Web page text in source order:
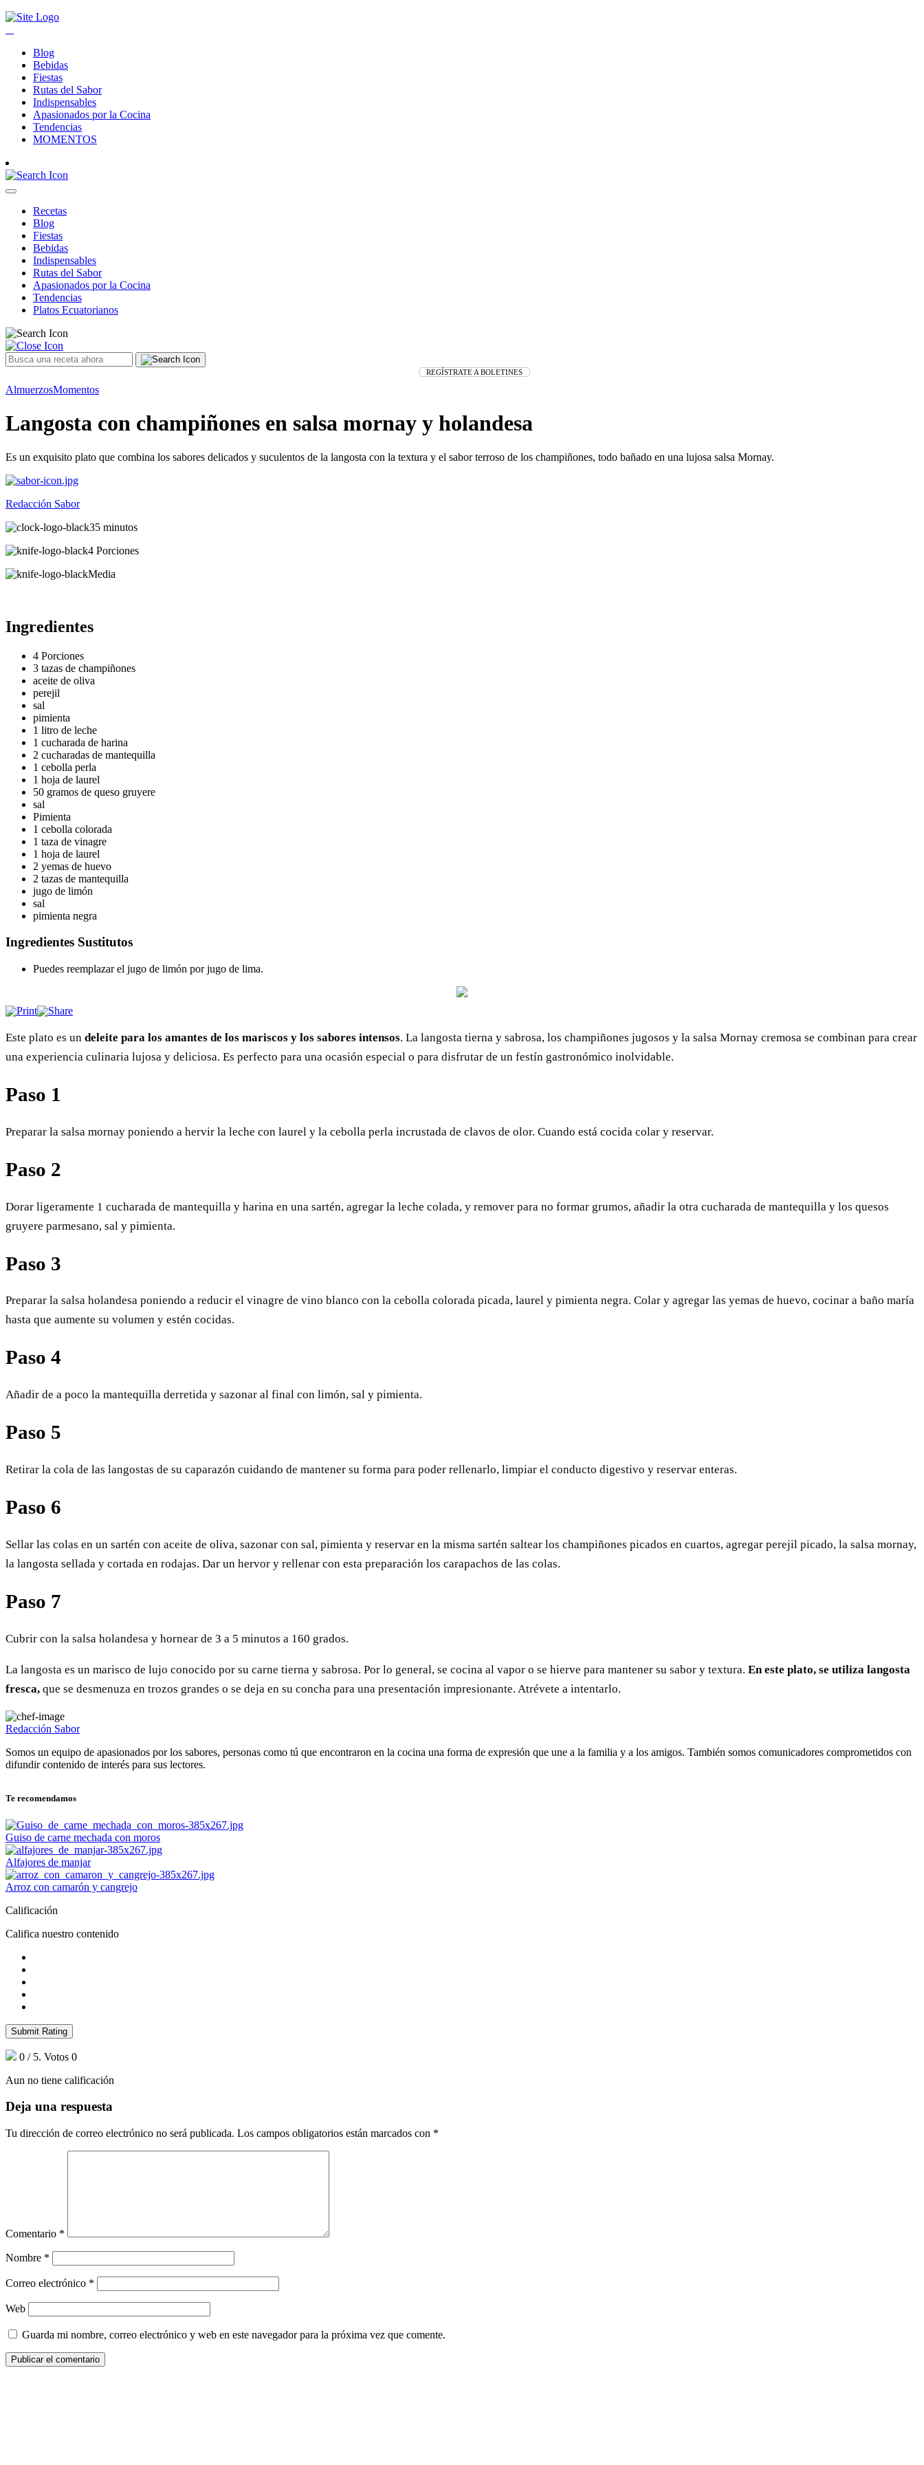
Blog
Bebidas
Fiestas
Rutas del Sabor
Indispensables
Apasionados por la Cocina
Tendencias
MOMENTOS
Recetas
Blog
Fiestas
Bebidas
Indispensables
Rutas del Sabor
Apasionados por la Cocina
Tendencias
Platos Ecuatorianos
REGÍSTRATE A BOLETINES
AlmuerzosMomentos
Langosta con champiñones en salsa mornay y holandesa
Es un exquisito plato que combina los sabores delicados y suculentos de la langosta con la textura y el sabor terroso de los champiñones, todo bañado en una lujosa salsa Mornay.
Redacción Sabor
35 minutos
4 Porciones
Media
Ingredientes
4 Porciones
3 tazas de champiñones
aceite de oliva
perejil
sal
pimienta
1 litro de leche
1 cucharada de harina
2 cucharadas de mantequilla
1 cebolla perla
1 hoja de laurel
50 gramos de queso gruyere
sal
Pimienta
1 cebolla colorada
1 taza de vinagre
1 hoja de laurel
2 yemas de huevo
2 tazas de mantequilla
jugo de limón
sal
pimienta negra
Ingredientes Sustitutos
Puedes reemplazar el jugo de limón por jugo de lima.
Este plato es un deleite para los amantes de los mariscos y los sabores intensos. La langosta tierna y sabrosa, los champiñones jugosos y la salsa Mornay cremosa se combinan para crear
una experiencia culinaria lujosa y deliciosa. Es perfecto para una ocasión especial o para disfrutar de un festín gastronómico inolvidable.
Paso 1
Preparar la salsa mornay poniendo a hervir la leche con laurel y la cebolla perla incrustada de clavos de olor. Cuando está cocida colar y reservar.
Paso 2
Dorar ligeramente 1 cucharada de mantequilla y harina en una sartén, agregar la leche colada, y remover para no formar grumos, añadir la otra cucharada de mantequilla y los quesos
gruyere parmesano, sal y pimienta.
Paso 3
Preparar la salsa holandesa poniendo a reducir el vinagre de vino blanco con la cebolla colorada picada, laurel y pimienta negra. Colar y agregar las yemas de huevo, cocinar a baño maría
hasta que aumente su volumen y estén cocidas.
Paso 4
Añadir de a poco la mantequilla derretida y sazonar al final con limón, sal y pimienta.
Paso 5
Retirar la cola de las langostas de su caparazón cuidando de mantener su forma para poder rellenarlo, limpiar el conducto digestivo y reservar enteras.
Paso 6
Sellar las colas en un sartén con aceite de oliva, sazonar con sal, pimienta y reservar en la misma sartén saltear los champiñones picados en cuartos, agregar perejil picado, la salsa mornay,
la langosta sellada y cortada en rodajas. Dar un hervor y rellenar con esta preparación los carapachos de las colas.
Paso 7
Cubrir con la salsa holandesa y hornear de 3 a 5 minutos a 160 grados.
La langosta es un marisco de lujo conocido por su carne tierna y sabrosa. Por lo general, se cocina al vapor o se hierve para mantener su sabor y textura. En este plato, se utiliza langosta
fresca, que se desmenuza en trozos grandes o se deja en su concha para una presentación impresionante. Atrévete a intentarlo.
Redacción Sabor
Somos un equipo de apasionados por los sabores, personas como tú que encontraron en la cocina una forma de expresión que une a la familia y a los amigos. También somos comunicadores comprometidos con
difundir contenido de interés para sus lectores.
Te recomendamos
Guiso de carne mechada con moros
Alfajores de manjar
Arroz con camarón y cangrejo
Calificación
Califica nuestro contenido
Submit Rating
0 / 5. Votos 0
Aun no tiene calificación
Deja una respuesta
Tu dirección de correo electrónico no será publicada. Los campos obligatorios están marcados con *
Comentario *
Nombre *
Correo electrónico *
Web
Guarda mi nombre, correo electrónico y web en este navegador para la próxima vez que comente.